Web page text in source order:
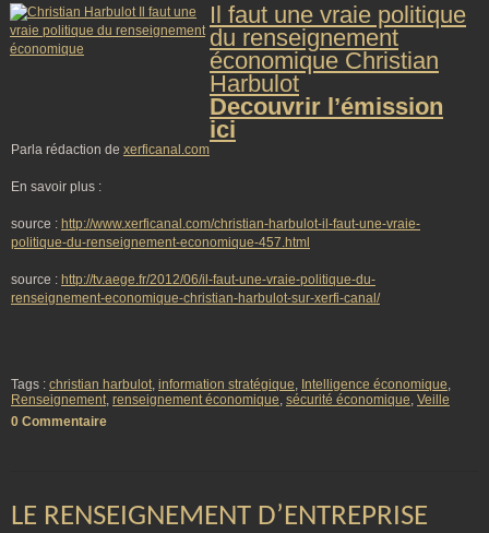
Il faut une vraie politique
du renseignement
économique Christian
Harbulot
Decouvrir l’émission
ici
Parla rédaction de xerficanal.com
En savoir plus :
source : http://www.xerficanal.com/christian-harbulot-il-faut-une-vraie-
politique-du-renseignement-economique-457.html
source : http://tv.aege.fr/2012/06/il-faut-une-vraie-politique-du-
renseignement-economique-christian-harbulot-sur-xerfi-canal/
Tags : christian harbulot, information stratégique, Intelligence économique,
Renseignement, renseignement économique, sécurité économique, Veille
0 Commentaire
LE RENSEIGNEMENT D’ENTREPRISE